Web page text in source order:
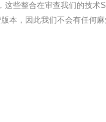
些整合在审查我们的技术
本，因此我们不会有任何麻